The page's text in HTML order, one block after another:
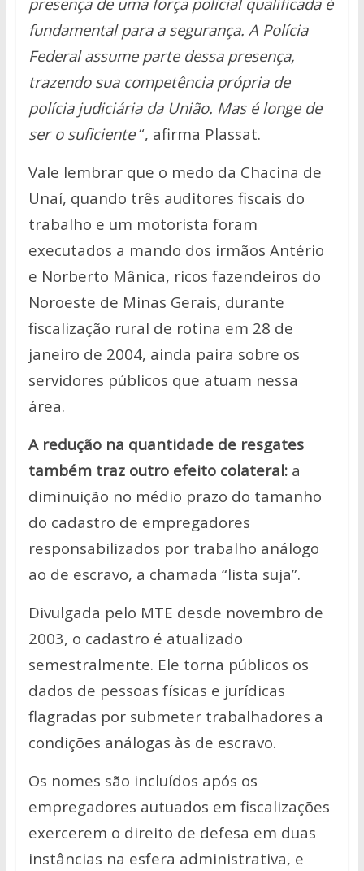
fundamental para a segurança. A Polícia
Federal assume parte dessa presença,
trazendo sua competência própria de
polícia judiciária da União. Mas é longe de
ser o suficiente“, afirma Plassat.
Vale lembrar que o medo da Chacina de
Unaí, quando três auditores fiscais do
trabalho e um motorista foram
executados a mando dos irmãos Antério
e Norberto Mânica, ricos fazendeiros do
Noroeste de Minas Gerais, durante
fiscalização rural de rotina em 28 de
janeiro de 2004, ainda paira sobre os
servidores públicos que atuam nessa
área.
A redução na quantidade de resgates
também traz outro efeito colateral:a
diminuição no médio prazo do tamanho
do cadastro de empregadores
responsabilizados por trabalho análogo
ao de escravo, a chamada “lista suja”.
Divulgada pelo MTE desde novembro de
2003, o cadastro é atualizado
semestralmente. Ele torna públicos os
dados de pessoas físicas e jurídicas
flagradas por submeter trabalhadores a
condições análogas às de escravo.
Os nomes são incluídos após os
empregadores autuados em fiscalizações
exercerem o direito de defesa em duas
instâncias na esfera administrativa, e